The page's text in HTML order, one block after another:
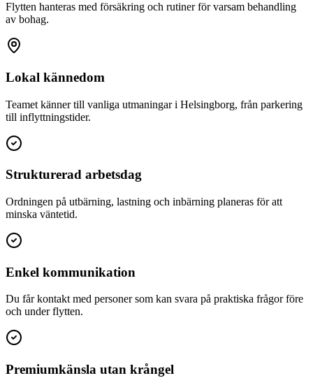
Flytten hanteras med försäkring och rutiner för varsam behandling
av bohag.
Lokal kännedom
Teamet känner till vanliga utmaningar i Helsingborg, från parkering
till inflyttningstider.
Strukturerad arbetsdag
Ordningen på utbärning, lastning och inbärning planeras för att
minska väntetid.
Enkel kommunikation
Du får kontakt med personer som kan svara på praktiska frågor före
och under flytten.
Premiumkänsla utan krångel